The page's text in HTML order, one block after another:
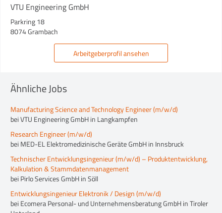
VTU Engineering GmbH
Parkring 18
8074 Grambach
Arbeitgeberprofil ansehen
Ähnliche Jobs
Manufacturing Science and Technology Engineer (m/w/d)
bei VTU Engineering GmbH in Langkampfen
Research Engineer (m/w/d)
bei MED-EL Elektromedizinische Geräte GmbH in Innsbruck
Technischer Entwicklungsingenieur (m/w/d) – Produktentwicklung,
Kalkulation & Stammdatenmanagement
bei Pirlo Services GmbH in Söll
Entwicklungsingenieur Elektronik / Design (m/w/d)
bei Ecomera Personal- und Unternehmensberatung GmbH in Tiroler